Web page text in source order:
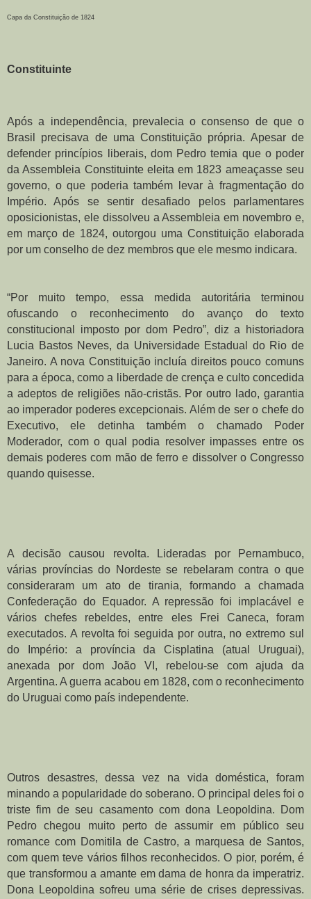
Capa da Constituição de 1824
Constituinte
Após a independência, prevalecia o consenso de que o
Brasil precisava de uma Constituição própria. Apesar de
defender princípios liberais, dom Pedro temia que o poder
da Assembleia Constituinte eleita em 1823 ameaçasse seu
governo, o que poderia também levar à fragmentação do
Império. Após se sentir desafiado pelos parlamentares
oposicionistas, ele dissolveu a Assembleia em novembro e,
em março de 1824, outorgou uma Constituição elaborada
por um conselho de dez membros que ele mesmo indicara.
“Por muito tempo, essa medida autoritária terminou
ofuscando o reconhecimento do avanço do texto
constitucional imposto por dom Pedro”, diz a historiadora
Lucia Bastos Neves, da Universidade Estadual do Rio de
Janeiro. A nova Constituição incluía direitos pouco comuns
para a época, como a liberdade de crença e culto concedida
a adeptos de religiões não-cristãs. Por outro lado, garantia
ao imperador poderes excepcionais. Além de ser o chefe do
Executivo, ele detinha também o chamado Poder
Moderador, com o qual podia resolver impasses entre os
demais poderes com mão de ferro e dissolver o Congresso
quando quisesse.
A decisão causou revolta. Lideradas por Pernambuco,
várias províncias do Nordeste se rebelaram contra o que
consideraram um ato de tirania, formando a chamada
Confederação do Equador. A repressão foi implacável e
vários chefes rebeldes, entre eles Frei Caneca, foram
executados. A revolta foi seguida por outra, no extremo sul
do Império: a província da Cisplatina (atual Uruguai),
anexada por dom João VI, rebelou-se com ajuda da
Argentina. A guerra acabou em 1828, com o reconhecimento
do Uruguai como país independente.
Outros desastres, dessa vez na vida doméstica, foram
minando a popularidade do soberano. O principal deles foi o
triste fim de seu casamento com dona Leopoldina. Dom
Pedro chegou muito perto de assumir em público seu
romance com Domitila de Castro, a marquesa de Santos,
com quem teve vários filhos reconhecidos. O pior, porém, é
que transformou a amante em dama de honra da imperatriz.
Dona Leopoldina sofreu uma série de crises depressivas.